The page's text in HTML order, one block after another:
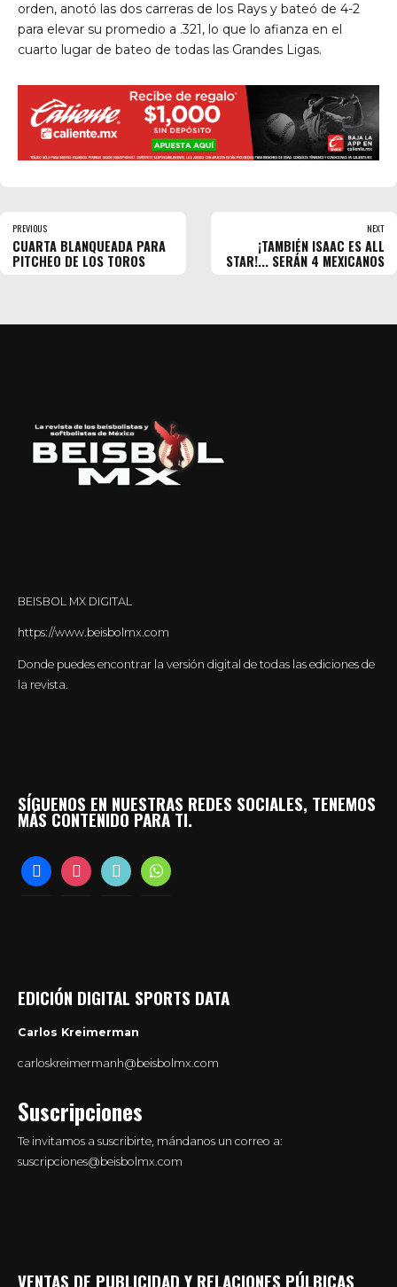
orden, anotó las dos carreras de los Rays y bateó de 4-2
para elevar su promedio a .321, lo que lo afianza en el
cuarto lugar de bateo de todas las Grandes Ligas.
PREVIOUS
CUARTA BLANQUEADA PARA
PITCHEO DE LOS TOROS
NEXT
¡TAMBIÉN ISAAC ES ALL
STAR!... SERÁN 4 MEXICANOS
BEISBOL MX DIGITAL
https://www.beisbolmx.com
Donde puedes encontrar la versión digital de todas las ediciones de
la revista.
SÍGUENOS EN NUESTRAS REDES SOCIALES, TENEMOS
MÁS CONTENIDO PARA TI.
facebookinstagramtiktok whatsapp
EDICIÓN DIGITAL SPORTS DATA
Carlos Kreimerman
carloskreimermanh@beisbolmx.com
Suscripciones
Te invitamos a suscribirte, mándanos un correo a:
suscripciones@beisbolmx.com
VENTAS DE PUBLICIDAD Y RELACIONES PÚLBICAS